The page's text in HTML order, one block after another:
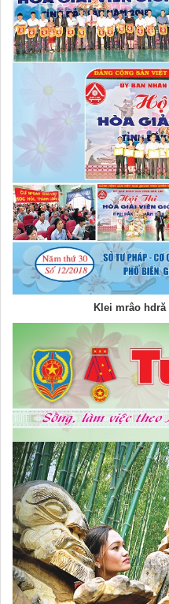
Klei mrâo hdră